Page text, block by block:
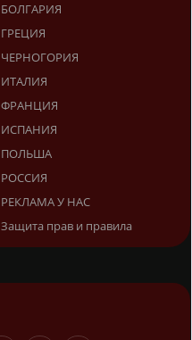
БОЛГАРИЯ
ГРЕЦИЯ
ЧЕРНОГОРИЯ
ИТАЛИЯ
ФРАНЦИЯ
ИСПАНИЯ
ПОЛЬША
РОССИЯ
РЕКЛАМА У НАС
Защита прав и правила